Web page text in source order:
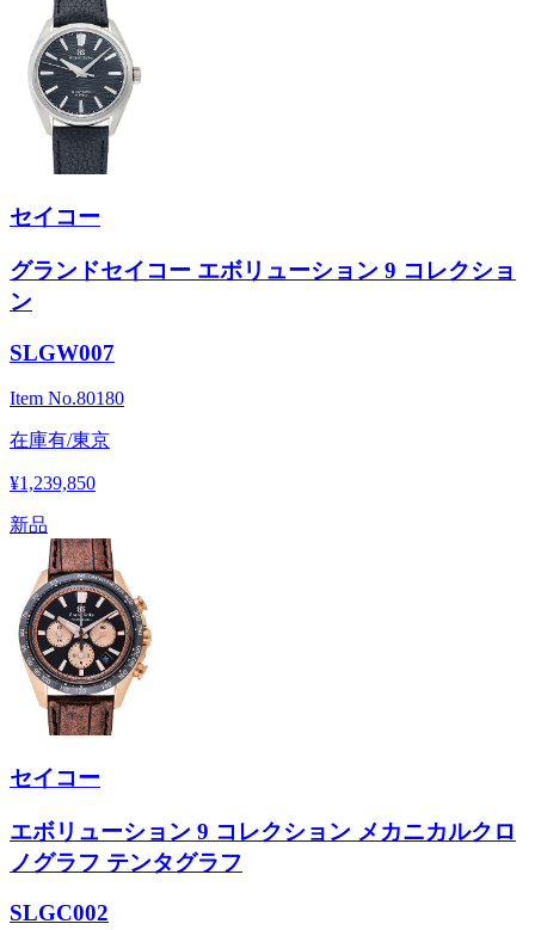
セイコー
グランドセイコー エボリューション 9 コレクショ
ン
SLGW007
Item No.80180
在庫有/東京
¥1,239,850
新品
セイコー
エボリューション 9 コレクション メカニカルクロ
ノグラフ テンタグラフ
SLGC002